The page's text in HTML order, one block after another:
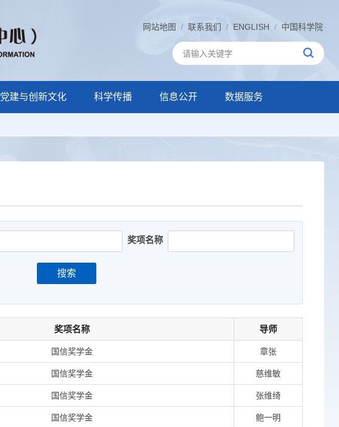
网站地图 / 联系我们 / ENGLISH / 中国科学院
党建与创新文化 科学传播 信息公开 数据服务
奖项名称
搜索
奖项名称 导师
国信奖学金 章张
国信奖学金 慈维敏
国信奖学金 张维绮
国信奖学金 鲍一明